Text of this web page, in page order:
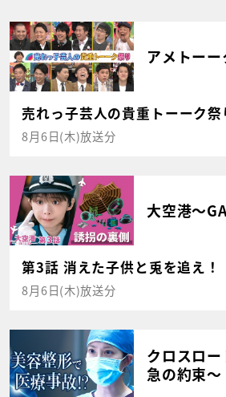
アメトーー
売れっ子芸人の貴重トーーク
8月6日(木)放送分
大空港～
第3話 消えた子供と兎を追え！
8月6日(木)放送分
クロスロ
急の約束～